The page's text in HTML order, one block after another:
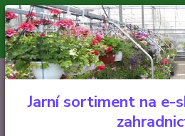
Minimální hodnota pro odeslání
V tuto chvíli již hlavní nápor objednávek
nejpozději v následujícím týdnu po
vyřizujeme v pořadí, v
CZK
+420 602 223 614
Jarní sortiment na e-